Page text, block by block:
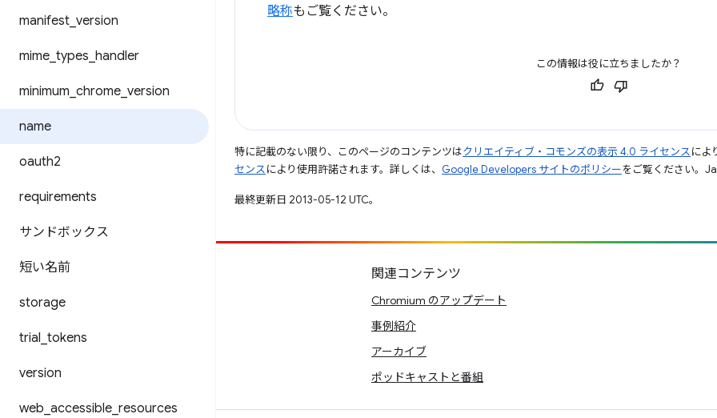
manifest version
mime types handler
minimum chrome version
name
oauth2
requirements
サンドボックス
短い名前
storage
trial tokens
version
web accessible resources
略称もご覧ください。
この情報は役に立ちましたか？
特に記載のない限り、このページのコンテンツはクリエイティブ・コモンズの表示 4.0 ライセンスによ
センスにより使用許諾されます。詳しくは、 Google Developers サイトのポリシーをご覧ください。
最終更新日 2013-05-12 UTC。
投稿
バグを報告
関連コンテンツ
Chromium のアップデート
事例紹介
アーカイブ
ポッドキャストと番組